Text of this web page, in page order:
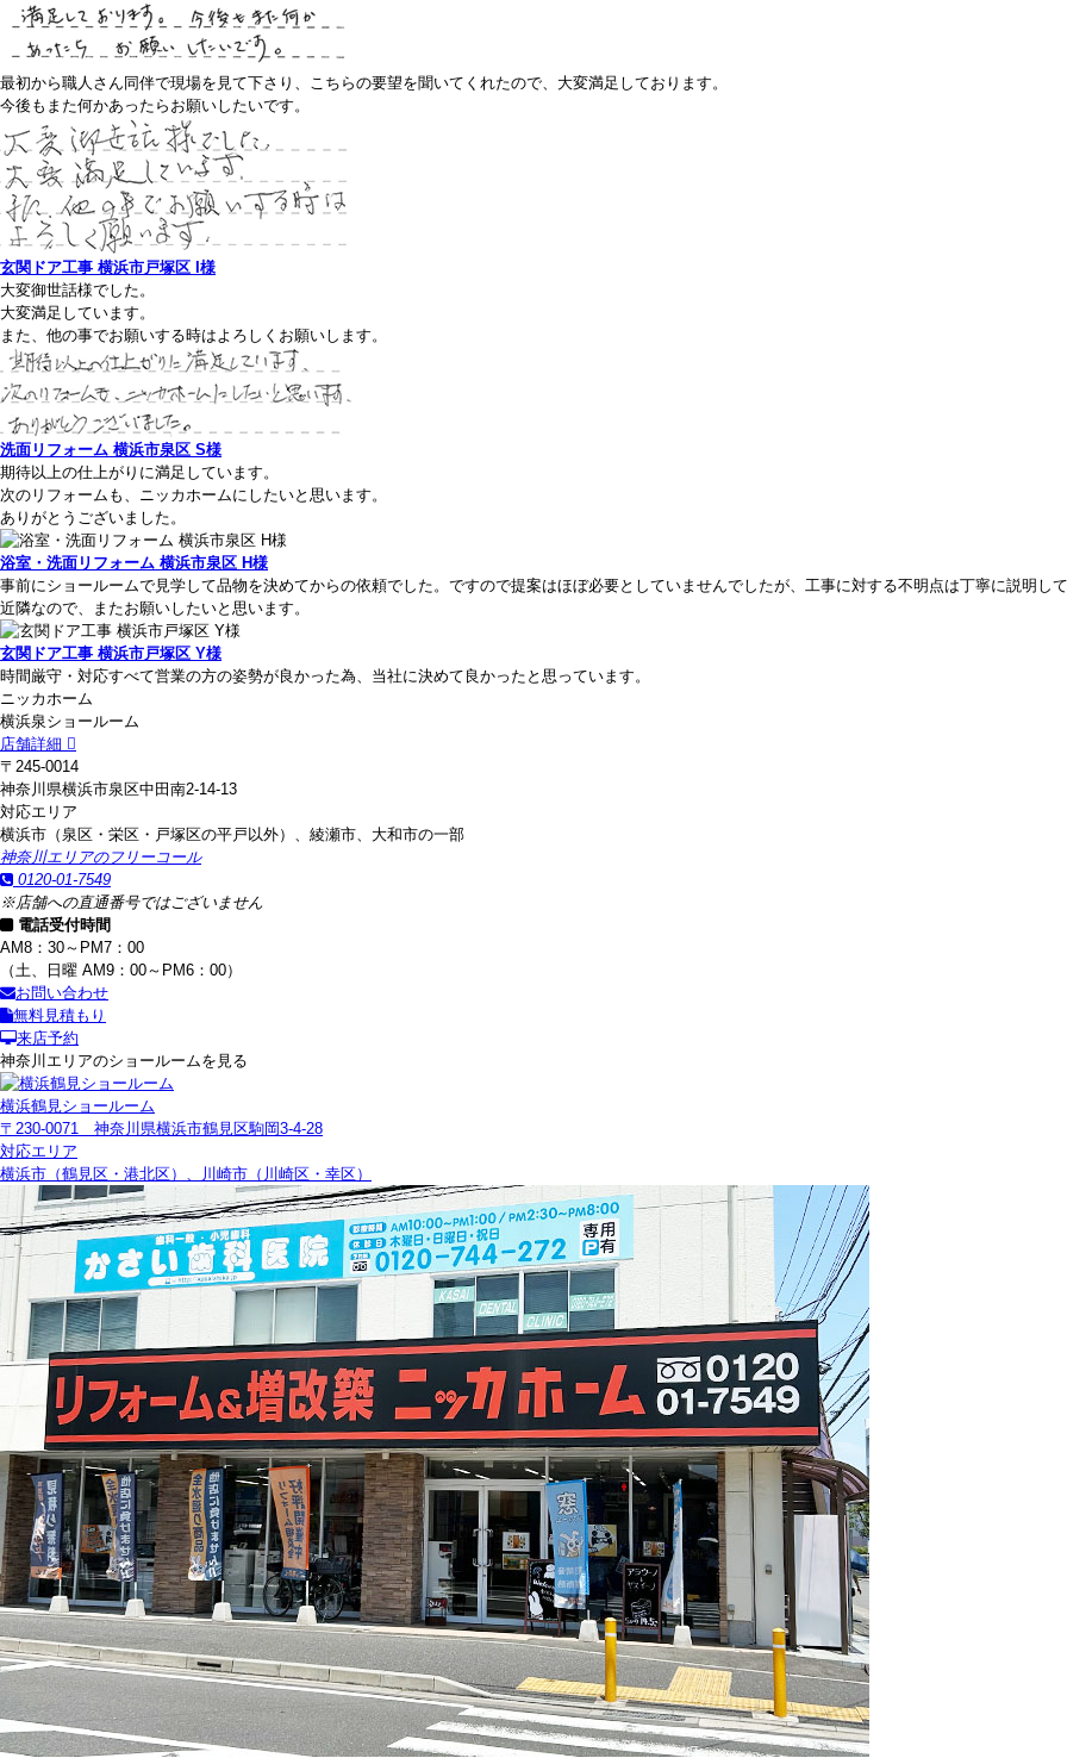
最初から職人さん同伴で現場を見て下さり、こちらの要望を聞いてくれたので、大変満足しております。
今後もまた何かあったらお願いしたいです。
玄関ドア工事 横浜市戸塚区 I様
大変御世話様でした。
大変満足しています。
また、他の事でお願いする時はよろしくお願いします。
洗面リフォーム 横浜市泉区 S様
期待以上の仕上がりに満足しています。
次のリフォームも、ニッカホームにしたいと思います。
ありがとうございました。
浴室・洗面リフォーム 横浜市泉区 H様
事前にショールームで見学して品物を決めてからの依頼でした。ですので提案はほぼ必要としていませんでしたが、工事に対する不明点は丁寧に説明して
近隣なので、またお願いしたいと思います。
玄関ドア工事 横浜市戸塚区 Y様
時間厳守・対応すべて営業の方の姿勢が良かった為、当社に決めて良かったと思っています。
ニッカホーム
横浜泉ショールーム
店舗詳細
〒245-0014
神奈川県横浜市泉区中田南2-14-13
対応エリア
横浜市（泉区・栄区・戸塚区の平戸以外）、綾瀬市、大和市の一部
神奈川エリアのフリーコール
0120-01-7549
※店舗への直通番号ではございません
電話受付時間
AM8：30～PM7：00
（土、日曜 AM9：00～PM6：00）
お問い合わせ
無料見積もり
来店予約
神奈川エリアのショールームを見る
横浜鶴見ショールーム
〒230-0071 神奈川県横浜市鶴見区駒岡3-4-28
対応エリア
横浜市（鶴見区・港北区）、川崎市（川崎区・幸区）